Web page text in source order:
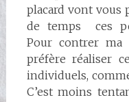
placard vont vous
de temps ces
Pour contrer ma
préfère réaliser
individuels,
C’est moins